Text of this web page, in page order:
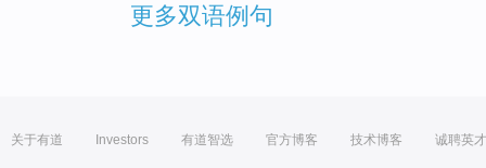
更多双语例句
关于有道 Investors 有道智选 官方博客 技术博客 诚聘英才